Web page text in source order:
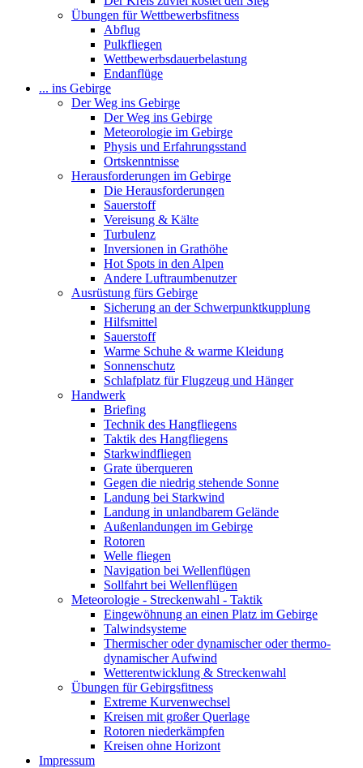
Übungen für Wettbewerbsfitness
Abflug
Pulkfliegen
Wettbewerbsdauerbelastung
Endanflüge
... ins Gebirge
Der Weg ins Gebirge
Der Weg ins Gebirge
Meteorologie im Gebirge
Physis und Erfahrungsstand
Ortskenntnisse
Herausforderungen im Gebirge
Die Herausforderungen
Sauerstoff
Vereisung & Kälte
Turbulenz
Inversionen in Grathöhe
Hot Spots in den Alpen
Andere Luftraumbenutzer
Ausrüstung fürs Gebirge
Sicherung an der Schwerpunktkupplung
Hilfsmittel
Sauerstoff
Warme Schuhe & warme Kleidung
Sonnenschutz
Schlafplatz für Flugzeug und Hänger
Handwerk
Briefing
Technik des Hangfliegens
Taktik des Hangfliegens
Starkwindfliegen
Grate überqueren
Gegen die niedrig stehende Sonne
Landung bei Starkwind
Landung in unlandbarem Gelände
Außenlandungen im Gebirge
Rotoren
Welle fliegen
Navigation bei Wellenflügen
Sollfahrt bei Wellenflügen
Meteorologie - Streckenwahl - Taktik
Eingewöhnung an einen Platz im Gebirge
Talwindsysteme
Thermischer oder dynamischer oder thermo-
dynamischer Aufwind
Wetterentwicklung & Streckenwahl
Übungen für Gebirgsfitness
Extreme Kurvenwechsel
Kreisen mit großer Querlage
Rotoren niederkämpfen
Kreisen ohne Horizont
Impressum